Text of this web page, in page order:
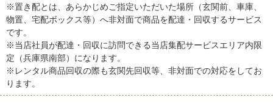
※置き配とは、あらかじめご指定いただいた場所（玄関前、車庫、
物置、宅配ボックス等）へ非対面で商品を配達・回収するサービス
です。
※当店社員が配達・回収に訪問できる当店集配サービスエリア内限
定（兵庫県南部）になります。
※レンタル商品回収の際も玄関先回収等、非対面での対応をしてお
ります。